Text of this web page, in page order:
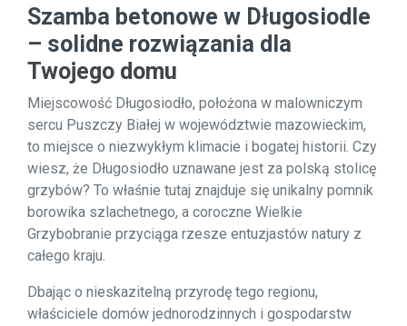
Szamba betonowe w Długosiodle
– solidne rozwiązania dla
Twojego domu
Miejscowość Długosiodło, położona w malowniczym
sercu Puszczy Białej w województwie mazowieckim,
to miejsce o niezwykłym klimacie i bogatej historii. Czy
wiesz, że Długosiodło uznawane jest za polską stolicę
grzybów? To właśnie tutaj znajduje się unikalny pomnik
borowika szlachetnego, a coroczne Wielkie
Grzybobranie przyciąga rzesze entuzjastów natury z
całego kraju.
Dbając o nieskazitelną przyrodę tego regionu,
właściciele domów jednorodzinnych i gospodarstw